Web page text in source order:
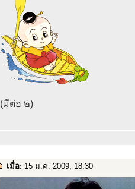
(มีต่อ ๒)
เมื่อ: 15 ม.ค. 2009, 18:30